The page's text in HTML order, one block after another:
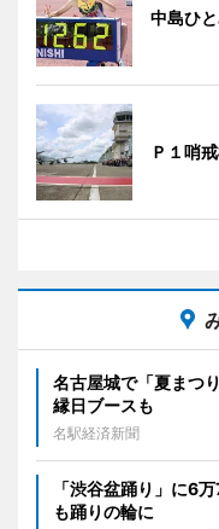
中島ひ
Ｐ１哨
名古屋城で「夏まつ
縁日ブースも
名駅経済新聞
「渋谷盆踊り」に6
も踊りの輪に